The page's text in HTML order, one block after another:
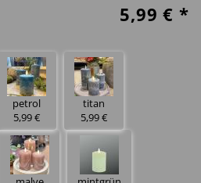
5,99 € *
petrol
5,99 €
titan
5,99 €